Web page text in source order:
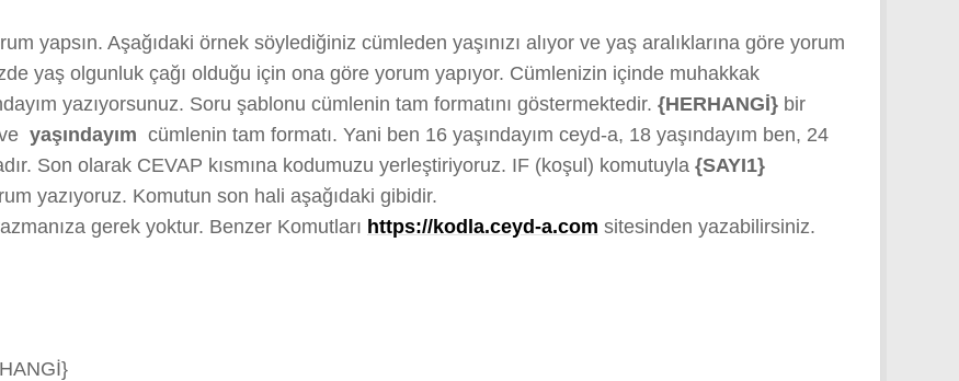
yapsın. Aşağıdaki örnek söylediğiniz cümleden yaşınızı alıyor ve yaş aralıklarına göre yorum
yaş olgunluk çağı olduğu için ona göre yorum yapıyor. Cümlenizin içinde muhakkak
yazıyorsunuz. Soru şablonu cümlenin tam formatını göstermektedir. {HERHANGİ} bir
yaşındayım cümlenin tam formatı. Yani ben 16 yaşındayım ceyd-a, 18 yaşındayım ben, 24
Son olarak CEVAP kısmına kodumuzu yerleştiriyoruz. IF (koşul) komutuyla {SAYI1}
yazıyoruz. Komutun son hali aşağıdaki gibidir.
gerek yoktur. Benzer Komutları https://kodla.ceyd-a.com sitesinden yazabilirsiniz.